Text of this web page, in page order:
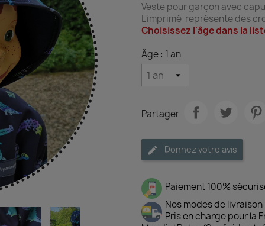
Veste pour garçon avec
L'imprimé représente des
Choisissez l'âge dans la
Âge : 1 an
Partager
Donnez votre avis
Paiement 100%
Nos modes de livraison
Pris en charge pour la